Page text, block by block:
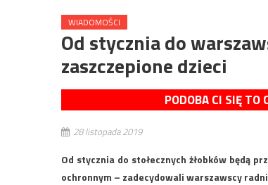
WIADOMOŚCI
Od stycznia do
zaszczepione dzieci
PODOBA CI SIĘ TO
28 listopada 2019
Od stycznia do stołecznych żłobków będą
ochronnym – zadecydowali warszawscy